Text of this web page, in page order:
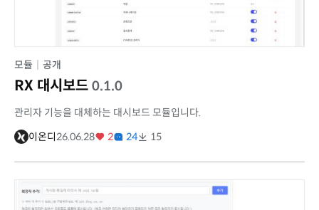
모듈 공개
RX 대시보드 0.1.0
관리자 기능을 대체하는 대시보드 모듈입니다.
이온디26.06.28 2 24 15